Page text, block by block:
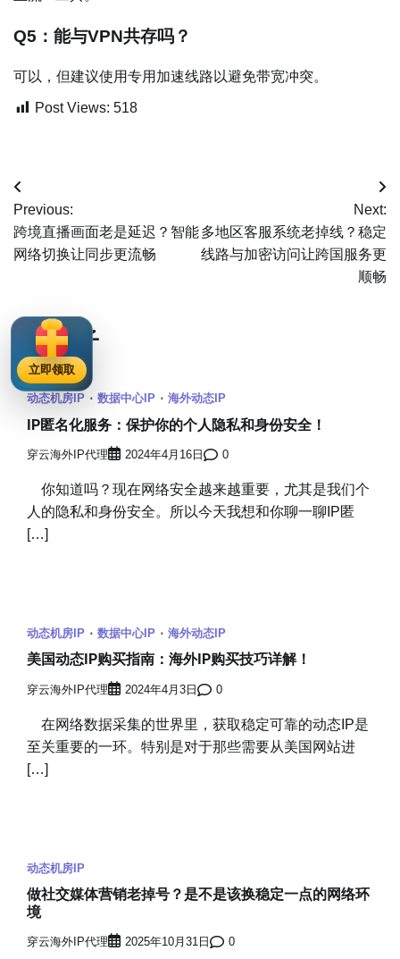
Q5：能与VPN共存吗？
可以，但建议使用专用加速线路以避免带宽冲突。
Post Views: 518
文
章
导
Previous:
跨境直播画面老是延迟？智能
网络切换让同步更流畅
Next:
多地区客服系统老掉线？稳定
线路与加密访问让跨国服务更
顺畅
相关帖子
动态机房IP 数据中心IP 海外动态IP
IP匿名化服务：保护你的个人隐私和身份安全！
穿云海外IP代理 2024年4月16日 0
你知道吗？现在网络安全越来越重要，尤其是我们个
人的隐私和身份安全。所以今天我想和你聊一聊IP匿
[…]
动态机房IP 数据中心IP 海外动态IP
美国动态IP购买指南：海外IP购买技巧详解！
穿云海外IP代理 2024年4月3日 0
在网络数据采集的世界里，获取稳定可靠的动态IP是
至关重要的一环。特别是对于那些需要从美国网站进
[…]
动态机房IP
做社交媒体营销老掉号？是不是该换稳定一点的网络环
境
穿云海外IP代理 2025年10月31日 0
立即领取